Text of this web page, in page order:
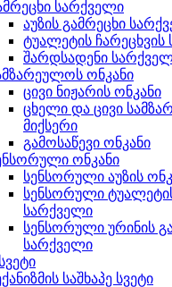
სარქველი
აუზის გამრეცხი
ტუალეტის ჩარეცხვის
შარდსადენი
ონკანი
ცივი ნიჟარის ონკანი
ცხელი და ცივი
მიქსერი
გამოსაწევი ონკანი
ონკანი
სენსორული აუზის
სენსორული
სარქველი
სენსორული ურინის
სარქველი
საშხაპე სვეტი